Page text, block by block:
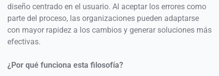
diseño centrado en el usuario. Al aceptar los errores como
parte del proceso, las organizaciones pueden adaptarse
con mayor rapidez a los cambios y generar soluciones más
efectivas.
¿Por qué funciona esta filosofía?